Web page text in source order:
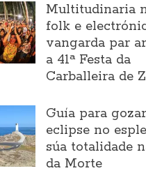
Multitudinaria
folk e
vangarda par
a 41ª Festa da
Carballeira de
Guía para
eclipse no
súa totalidade
da Morte